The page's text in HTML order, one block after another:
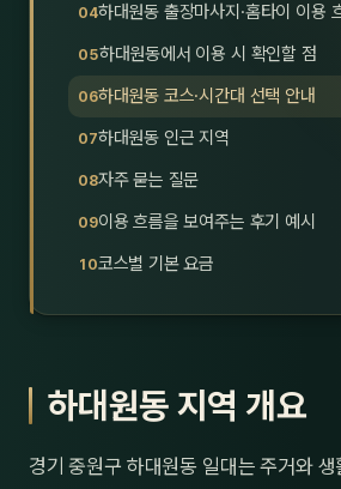
하대원동 출장마사지·홈타이 이용
하대원동에서 이용 시 확인할 점
하대원동 코스·시간대 선택 안내
하대원동 인근 지역
자주 묻는 질문
이용 흐름을 보여주는 후기 예시
코스별 기본 요금
하대원동 지역 개요
경기 중원구 하대원동 일대는 주거와